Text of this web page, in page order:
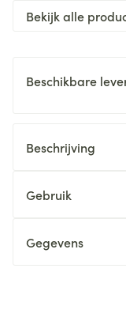
Bekijk alle
Beschikbare
Beschrijving
Gebruik
Gegevens